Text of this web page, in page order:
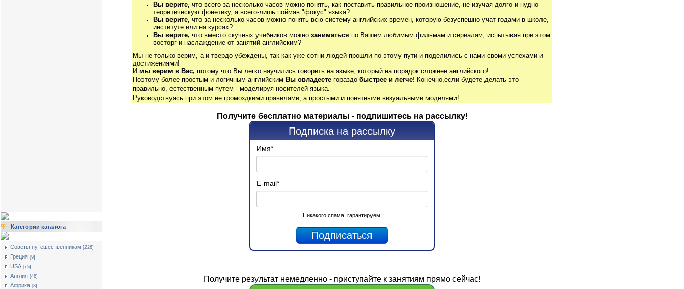
Категории каталога
Советы путешественникам [226]
Греция [9]
USA [75]
Англия [48]
Африка [3]
Вы верите, что всего за несколько часов можно понять, как поставить правильное произношение, не изучая долго и нудно
теоретическую фонетику, а всего-лишь поймав "фокус" языка?
Вы верите, что за несколько часов можно понять всю систему английских времен, которую безуспешно учат годами в школе,
институте или на курсах?
Вы верите, что вместо скучных учебников можно заниматься по Вашим любимым фильмам и сериалам, испытывая при этом
восторг и наслаждение от занятий английским?
Мы не только верим, а и твердо убеждены, так как уже сотни людей прошли по этому пути и поделились с нами своми успехами и
достижениями!
И мы верим в Вас, потому что Вы легко научились говорить на языке, который на порядок сложнее английского!
Поэтому более простым и логичным английским Вы овладеете гораздо быстрее и легче! Конечно,если будете делать это
правильно, естественным путем - моделируя носителей языка.
Руководствуясь при этом не громоздкими правилами, а простыми и понятными визуальными моделями!
Получите бесплатно материалы - подпишитесь на рассылку!
Подписка на рассылку
Имя*
E-mail*
Никакого спама, гарантируем!
Получите результат немедленно - приступайте к занятиям прямо сейчас!